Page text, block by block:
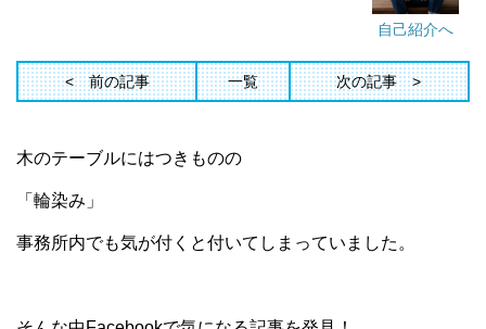
自己紹介へ
前の記事 一覧 次の記事
木のテーブルにはつきものの
「輪染み」
事務所内でも気が付くと付いてしまっていました。